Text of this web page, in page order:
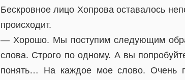
Бескровное лицо Хопрова оставалось
происходит.
— Хорошо. Мы поступим следующим
слова. Строго по одному. А вы
понять… На каждое мое слово.